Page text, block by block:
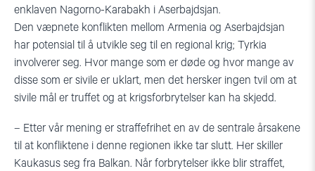
enklaven Nagorno-Karabakh i Aserbajdsjan.
Den væpnete konflikten mellom Armenia og Aserbajdsjan
har potensial til å utvikle seg til en regional krig; Tyrkia
involverer seg. Hvor mange som er døde og hvor mange av
disse som er sivile er uklart, men det hersker ingen tvil om at
sivile mål er truffet og at krigsforbrytelser kan ha skjedd.
– Etter vår mening er straffefrihet en av de sentrale årsakene
til at konfliktene i denne regionen ikke tar slutt. Her skiller
Kaukasus seg fra Balkan. Når forbrytelser ikke blir straffet,